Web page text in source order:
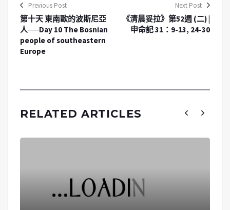
Previous Post
第十天 東南歐的波斯尼亞
人──Day 10 The Bosnian
people of southeastern
Europe
Next Post
《清晨妥拉》第52週 (二) |
申命記 31：9-13, 24-30
RELATED ARTICLES